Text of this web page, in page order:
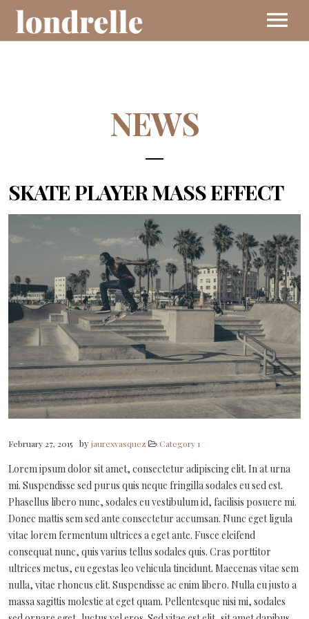
VIDEOS
CONTACT
SHOP
Spotify
NEWS
SKATE PLAYER MASS EFFECT
February 27, 2015 byjaurexvasquez Category 1
Lorem ipsum dolor sit amet, consectetur adipiscing elit. In at urna
mi. Suspendisse sed purus quis neque fringilla sodales eu sed est.
Phasellus libero nunc, sodales eu vestibulum id, facilisis posuere mi.
Donec mattis sem sed ante consectetur accumsan. Nunc eget ligula
vitae lorem fermentum ultrices a eget ante. Fusce eleifend
consequat nunc, quis varius tellus sodales quis. Cras porttitor
ultrices metus, eu egestas leo vehicula tincidunt. Maecenas vitae sem
nulla, vitae rhoncus elit. Suspendisse ac enim libero. Nulla eu justo a
massa sagittis molestie at eget quam. Pellentesque nisi mi, sodales